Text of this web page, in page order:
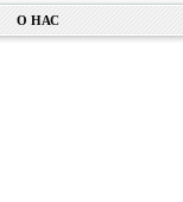
О НАС